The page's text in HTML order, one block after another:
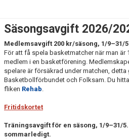
STYRELSEN
ÅRSMÖTE
FÖRENINGSVILLKOR (VÄRDEGRUND
ANTIDOPING
Säsongsavgift 2026/
Medlemsavgift 200 kr/säsong, 1/9–31/5
För att få spela basketmatcher när man är
medlem i en basketförening.
spelare är försäkrad under matchen, detta
Basketbollförbundet och Folksam. Du
fliken Rehab.
Fritidskortet
Träningsavgift för en säsong, 1/9–31/
sommarledigt.